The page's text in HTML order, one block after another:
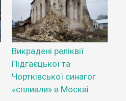
Викрадені реліквії
Підгаєцької та
Чортківської синагог
«спливли» в Москві